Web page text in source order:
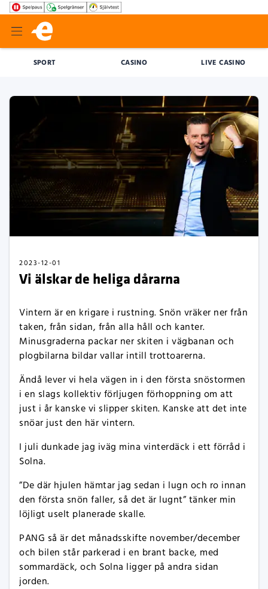
SPORT CASINO LIVE CASINO
2023-12-01
Vi älskar de heliga dårarna
Vintern är en krigare i rustning. Snön vräker ner från
taken, från sidan, från alla håll och kanter.
Minusgraderna packar ner skiten i vägbanan och
plogbilarna bildar vallar intill trottoarerna.
Ändå lever vi hela vägen in i den första snöstormen
i en slags kollektiv förljugen förhoppning om att
just i år kanske vi slipper skiten. Kanske att det inte
snöar just den här vintern.
I juli dunkade jag iväg mina vinterdäck i ett förråd i
Solna.
”De där hjulen hämtar jag sedan i lugn och ro innan
den första snön faller, så det är lugnt” tänker min
löjligt uselt planerade skalle.
PANG så är det månadsskifte november/december
och bilen står parkerad i en brant backe, med
sommardäck, och Solna ligger på andra sidan
jorden.